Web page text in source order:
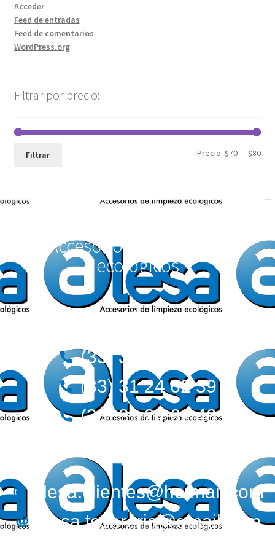
Acceder
Feed de entradas
Feed de comentarios
WordPress.org
Filtrar por precio:
Filtrar Precio: $70— $80
Accesorios de Limpieza
ecológicos
Teléfonos:
(33) 36 12 72 62
(33) 31 24 62 39
(33) 31 24 62 40
alesa.clientes@hotmail.com
alesa.tesoreria@gmail.com